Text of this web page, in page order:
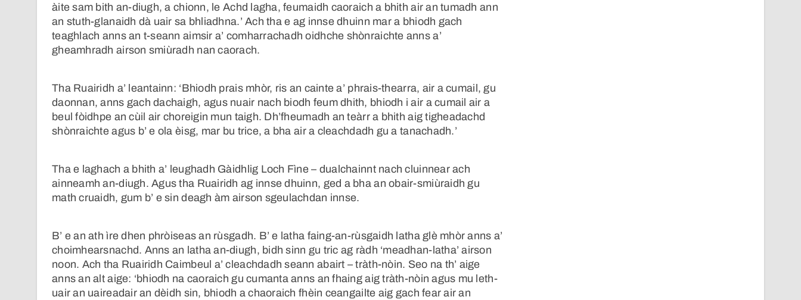
àite sam bith an-diugh, a chionn, le Achd lagha, feumaidh caoraich a bhith air an tumadh ann
an stuth-glanaidh dà uair sa bhliadhna.’ Ach tha e ag innse dhuinn mar a bhiodh gach
teaghlach anns an t-seann aimsir a’ comharrachadh oidhche shònraichte anns a’
gheamhradh airson smiùradh nan caorach.
Tha Ruairidh a’ leantainn: ‘Bhiodh prais mhòr, ris an cainte a’ phrais-thearra, air a cumail, gu
daonnan, anns gach dachaigh, agus nuair nach biodh feum dhith, bhiodh i air a cumail air a
beul fòidhpe an cùil air choreigin mun taigh. Dh’fheumadh an teàrr a bhith aig tigheadachd
shònraichte agus b’ e ola èisg, mar bu trice, a bha air a cleachdadh gu a tanachadh.’
Tha e laghach a bhith a’ leughadh Gàidhlig Loch Fìne – dualchainnt nach cluinnear ach
ainneamh an-diugh. Agus tha Ruairidh ag innse dhuinn, ged a bha an obair-smiùraidh gu
math cruaidh, gum b’ e sin deagh àm airson sgeulachdan innse.
B’ e an ath ìre dhen phròiseas an rùsgadh. B’ e latha faing-an-rùsgaidh latha glè mhòr anns a’
choimhearsnachd. Anns an latha an-diugh, bidh sinn gu tric ag ràdh ‘meadhan-latha’ airson
noon. Ach tha Ruairidh Caimbeul a’ cleachdadh seann abairt – tràth-nòin. Seo na th’ aige
anns an alt aige: ‘bhiodh na caoraich gu cumanta anns an fhaing aig tràth-nòin agus mu leth-
uair an uaireadair an dèidh sin, bhiodh a chaoraich fhèin ceangailte aig gach fear air an